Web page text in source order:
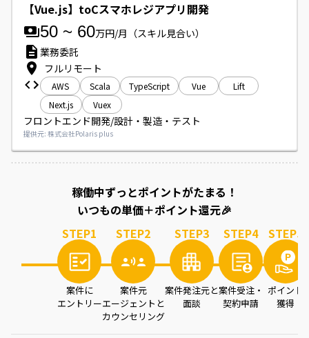
【Vue.js】toCスマホレジアプリ開発
50 ~ 60万円/月 （スキル見合い）
業務委託
フルリモート
AWS Scala TypeScript Vue
Lift
Next.js
Vuex
フロントエンド開発/設計・製造・テスト
提供元: 株式会社Polaris plus
稼働中ずっとポイントがたまる！
いつもの単価＋ポイント還元🎉
STEP1
案件に
エントリー
STEP2
案件元
エージェントと
カウンセリング
STEP3
案件発注元と
面談
STEP4
案件受注・
契約申請
STEP5
ポイント
獲得